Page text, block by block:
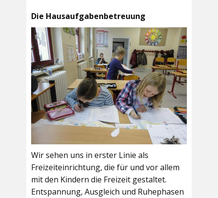
Die Hausaufgabenbetreuung
Wir sehen uns in erster Linie als
Freizeiteinrichtung, die für und vor allem
mit den Kindern die Freizeit gestaltet.
Entspannung, Ausgleich und Ruhephasen